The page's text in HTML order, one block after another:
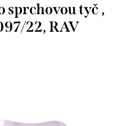
sprchovou tyč ,
22, RAV